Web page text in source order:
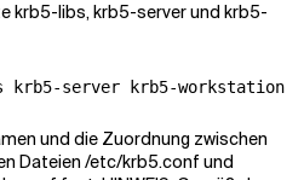
krb5-libs, krb5-server und krb5-
und die Zuordnung zwischen
Dateien /etc/krb5.conf und